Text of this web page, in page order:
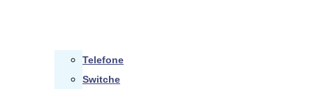
Telefone
Switche